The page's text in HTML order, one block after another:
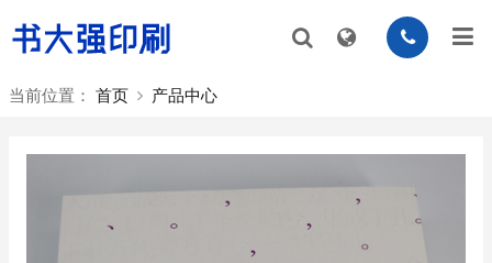
当前位置： 首页 产品中心